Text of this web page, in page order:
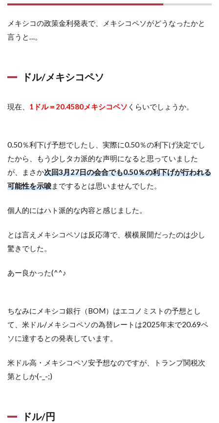
メキシコの政策金利発表で、メキシコペソがどうなったかと
言うと…。
ドル/メキシコペソ
現在、 1ドル＝20.4580メキシコペソ くらいでしょうか。
0.50％利下げ予想でしたし、実際に0.50％の利下げ決定でし
たから、もう少しタカ派的な声明になると思っていました
が、まさか次回3月27日の会合でも0.50％の利下げが行われる
可能性を示唆までするとは思いませんでした。
個人的にはハト派的な内容と感じました。
とは言えメキシコペソは反応薄で、横横展開だったのは少し
驚きでした。
あー良かった(^^♪
ちなみにメキシコ銀行（BOM）はエコノミストの予想とし
て、米ドル/メキシコペソの為替レートは2025年末で20.69ペ
ソに達するとの発表しています。
米ドル高・メキシコペソ安予想なのですが、トランプ関税次
第としか(-_-;)
ドル/円